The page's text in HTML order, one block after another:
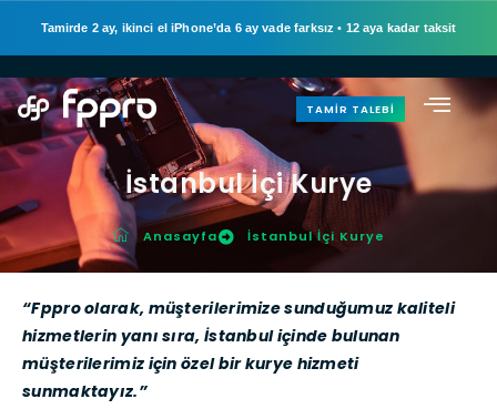
Tamirde 2 ay, ikinci el iPhone’da 6 ay vade farksız • 12 aya kadar taksit
TAMIR TALEBI
İstanbul İçi Kurye
Anasayfa İstanbul İçi Kurye
“Fppro olarak, müşterilerimize sunduğumuz kaliteli
hizmetlerin yanı sıra, İstanbul içinde bulunan
müşterilerimiz için özel bir kurye hizmeti
sunmaktayız.”